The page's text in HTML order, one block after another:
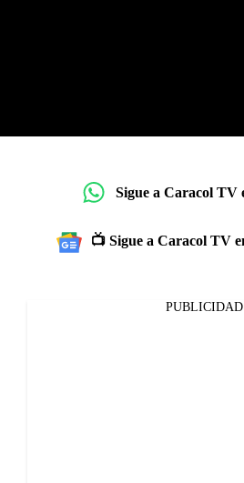
Sigue a Caracol TV
📺 Sigue a Caracol TV
PUBLICIDAD